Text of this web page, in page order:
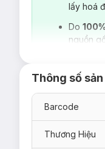
Loại da phù
Sản phẩm
Cảm giác
Ưu thế nổi bật:
lấy hoá
Do 100%
nguồn
Thông số
Barcode
Thương Hiệu